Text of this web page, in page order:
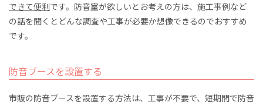
できて便利です。防音室が欲しいとお考えの方は、施工事例など
の話を聞くとどんな調査や工事が必要か想像できるのでおすすめ
です。
防音ブースを設置する
市販の防音ブースを設置する方法は、工事が不要で、短期間で防音